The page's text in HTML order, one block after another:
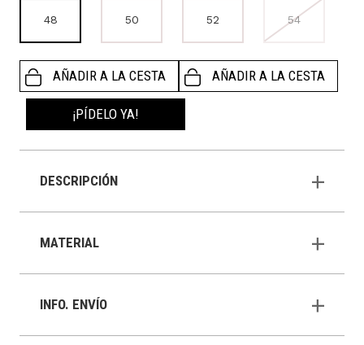
48 50 52 54
AÑADIR A LA CESTA AÑADIR A LA CESTA
¡PÍDELO YA!
DESCRIPCIÓN
MATERIAL
INFO. ENVÍO